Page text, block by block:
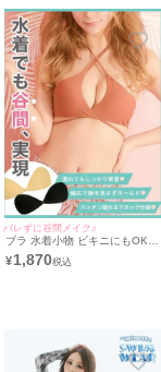
バレずに谷間メイク♪
ブラ 水着小物 ビキニにもOK♪
ボリュームアップエアーヌード
ブラ
¥1,870